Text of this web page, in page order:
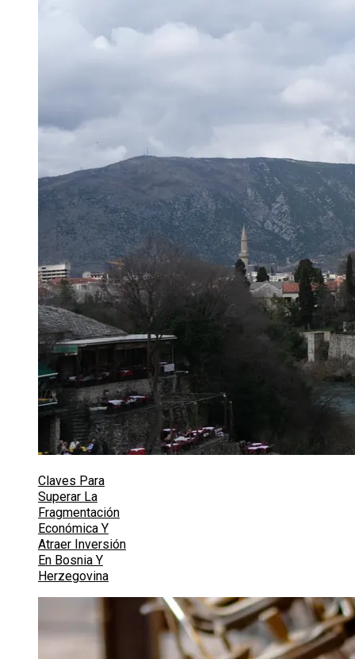
Claves Para
Superar La
Fragmentación
Económica Y
Atraer Inversión
En Bosnia Y
Herzegovina